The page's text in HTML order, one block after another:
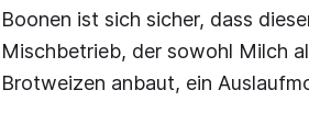
Boonen ist sich sicher, dass
Mischbetrieb, der sowohl Milch
Brotweizen anbaut, ein